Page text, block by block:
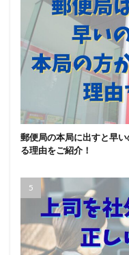
郵便局の本局に出すと早
る理由をご紹介！